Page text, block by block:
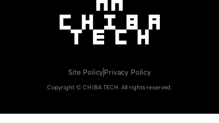
Site PolicyPrivacy Policy
Copyright © CHIBA TECH. All rights reserved.